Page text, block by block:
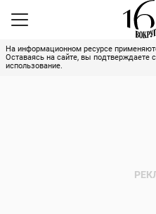
На информационном ресурсе
Оставаясь на сайте, вы подтверждаете
использование.